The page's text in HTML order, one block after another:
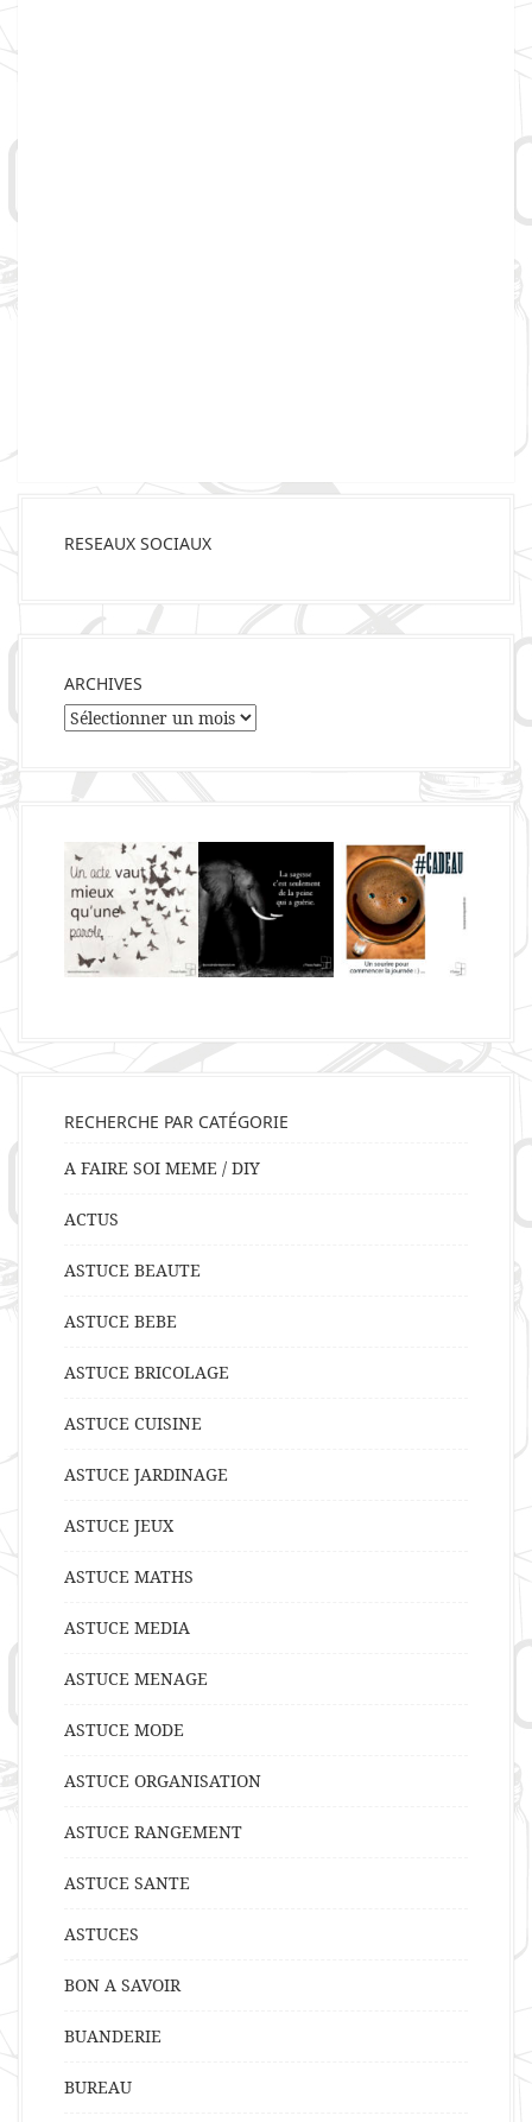
RESEAUX SOCIAUX
ARCHIVES
Archives
RECHERCHE PAR CATÉGORIE
A FAIRE SOI MEME / DIY
ACTUS
ASTUCE BEAUTE
ASTUCE BEBE
ASTUCE BRICOLAGE
ASTUCE CUISINE
ASTUCE JARDINAGE
ASTUCE JEUX
ASTUCE MATHS
ASTUCE MEDIA
ASTUCE MENAGE
ASTUCE MODE
ASTUCE ORGANISATION
ASTUCE RANGEMENT
ASTUCE SANTE
ASTUCES
BON A SAVOIR
BUANDERIE
BUREAU